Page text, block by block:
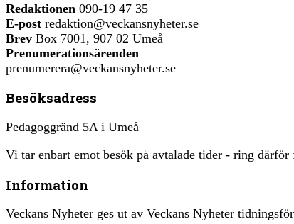
Redaktionen 090-19 47 35
E-post redaktion@veckansnyheter.se
Brev Box 7001, 907 02 Umeå
Prenumerationsärenden
prenumerera@veckansnyheter.se
Besöksadress
Pedagoggränd 5A i Umeå
Vi tar enbart emot besök på avtalade tider - ring därför
Information
Veckans Nyheter ges ut av Veckans Nyheter